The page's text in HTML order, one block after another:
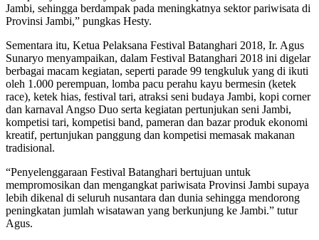
Jambi, sehingga berdampak pada meningkatnya sektor pariwisata di
Provinsi Jambi,” pungkas Hesty.
Sementara itu, Ketua Pelaksana Festival Batanghari 2018, Ir. Agus
Sunaryo menyampaikan, dalam Festival Batanghari 2018 ini digelar
berbagai macam kegiatan, seperti parade 99 tengkuluk yang di ikuti
oleh 1.000 perempuan, lomba pacu perahu kayu bermesin (ketek
race), ketek hias, festival tari, atraksi seni budaya Jambi, kopi corner
dan karnaval Angso Duo serta kegiatan pertunjukan seni Jambi,
kompetisi tari, kompetisi band, pameran dan bazar produk ekonomi
kreatif, pertunjukan panggung dan kompetisi memasak makanan
tradisional.
“Penyelenggaraan Festival Batanghari bertujuan untuk
mempromosikan dan mengangkat pariwisata Provinsi Jambi supaya
lebih dikenal di seluruh nusantara dan dunia sehingga mendorong
peningkatan jumlah wisatawan yang berkunjung ke Jambi.” tutur
Agus.